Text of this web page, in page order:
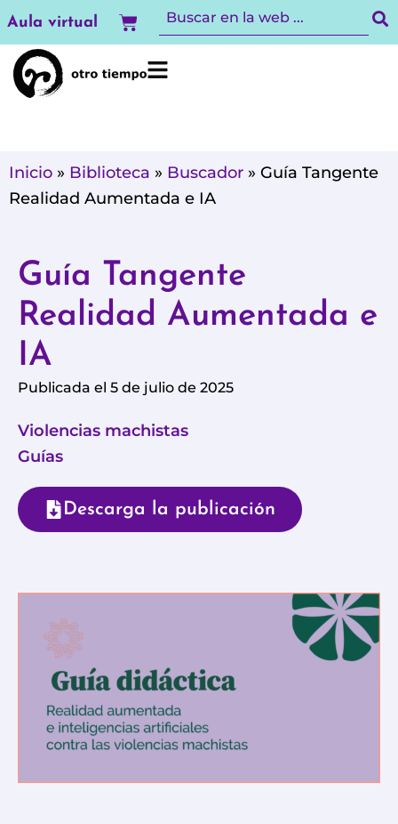
al
contenido
Aula virtual Carrito
Inicio » Biblioteca » Buscador » Guía Tangente
Realidad Aumentada e IA
Guía Tangente
Realidad Aumentada e
IA
Publicada el 5 de julio de 2025
Violencias machistas
Guías
Descarga la publicación